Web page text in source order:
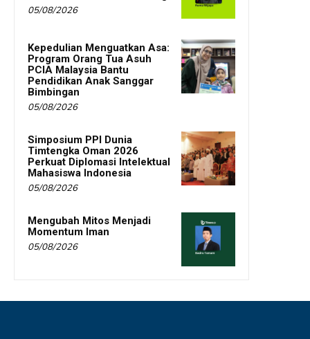
05/08/2026
Kepedulian Menguatkan Asa:
Program Orang Tua Asuh
PCIA Malaysia Bantu
Pendidikan Anak Sanggar
Bimbingan
05/08/2026
Simposium PPI Dunia
Timtengka Oman 2026
Perkuat Diplomasi Intelektual
Mahasiswa Indonesia
05/08/2026
Mengubah Mitos Menjadi
Momentum Iman
05/08/2026